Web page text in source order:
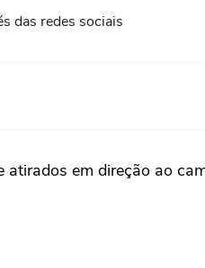
das redes sociais
em direção ao